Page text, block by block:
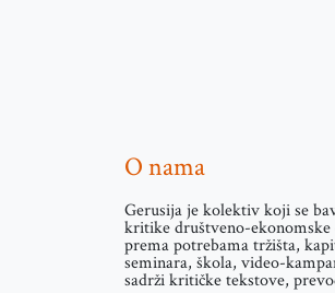
O nama
Gerusija je kolektiv koji se
kritike društveno-ekonomske
prema potrebama tržišta,
seminara, škola, video-
sadrži kritičke tekstove,